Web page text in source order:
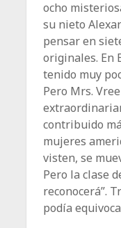
ocho
su nieto
pensar en
originales. En
tenido muy
Pero Mrs.
contribuido
mujeres
visten, se
Pero la clase
reconocerá”.
podía